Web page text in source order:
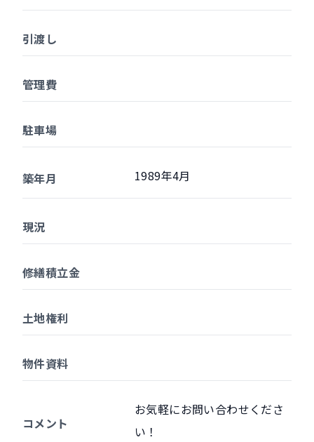
引渡し
管理費
駐車場
築年月 1989年4月
現況
修繕積立金
土地権利
物件資料
コメント
お気軽にお問い合わせくださ
い！